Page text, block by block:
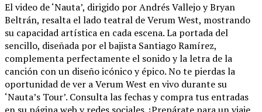
El video de ‘Nauta’, dirigido por Andrés Vallejo y Bryan
Beltrán, resalta el lado teatral de Verum West, mostrando
su capacidad artística en cada escena. La portada del
sencillo, diseñada por el bajista Santiago Ramírez,
complementa perfectamente el sonido y la letra de la
canción con un diseño icónico y épico. No te pierdas la
oportunidad de ver a Verum West en vivo durante su
‘Nauta’s Tour’. Consulta las fechas y compra tus entradas